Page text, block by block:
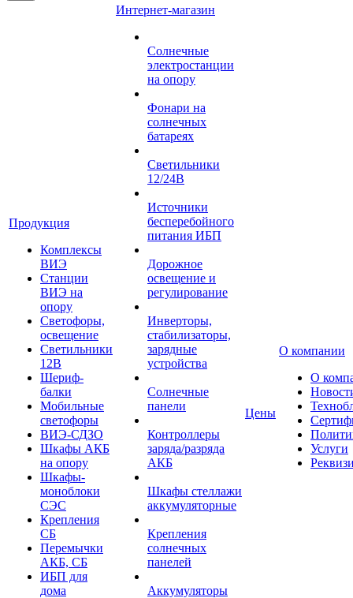
Продукция
Комплексы
ВИЭ
Станции
ВИЭ на
опору
Светофоры,
освещение
Светильники
12В
Шериф-
балки
Мобильные
светофоры
ВИЭ-СДЗО
Шкафы АКБ
на опору
Шкафы-
моноблоки
СЭС
Крепления
СБ
Перемычки
АКБ, СБ
ИБП для
дома
Интернет-магазин
Солнечные
электростанции
на опору
Фонари на
солнечных
батареях
Светильники
12/24В
Источники
бесперебойного
питания ИБП
Дорожное
освещение и
регулирование
Инверторы,
стабилизаторы,
зарядные
устройства
Солнечные
панели
Контроллеры
заряда/разряда
АКБ
Шкафы стеллажи
аккумуляторные
Крепления
солнечных
панелей
Аккумуляторы
Цены
О компании
О
Услуги